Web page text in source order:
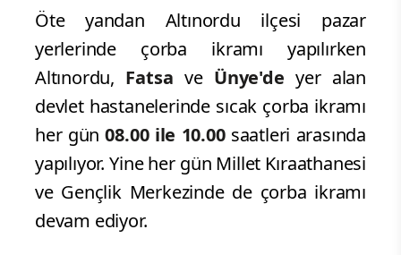
ikramıyapılıyor. Sabahın erken saatinde
sergilerini açan esnaf güne
Büyükşehir
Belediyesininsıcak çorbası ile başlıyor.
Yine alışveriş yapmaya gelen
vatandaşlara da çorba ikramında
bulunuluyor.
Öte yandan Altınordu ilçesi pazar